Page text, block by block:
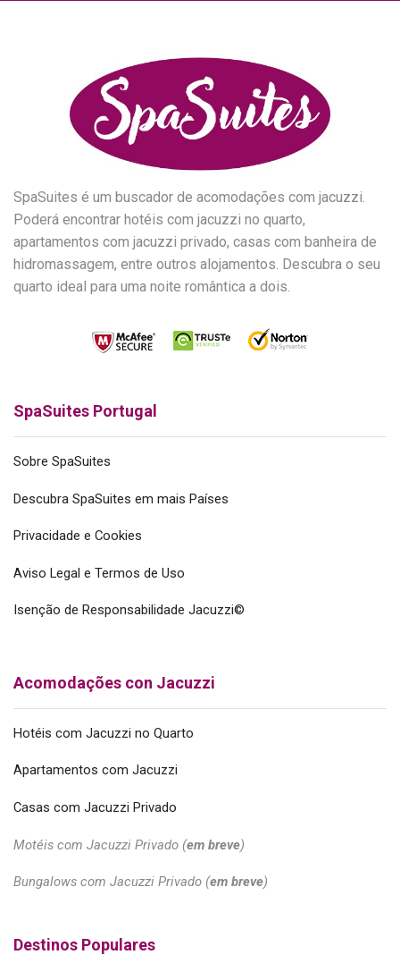
SpaSuites é um buscador de acomodações com jacuzzi.
Poderá encontrar hotéis com jacuzzi no quarto,
apartamentos com jacuzzi privado, casas com banheira de
hidromassagem, entre outros alojamentos. Descubra o seu
quarto ideal para uma noite romântica a dois.
SpaSuites Portugal
Sobre SpaSuites
Descubra SpaSuites em mais Países
Privacidade e Cookies
Aviso Legal e Termos de Uso
Isenção de Responsabilidade Jacuzzi©
Acomodações con Jacuzzi
Hotéis com Jacuzzi no Quarto
Apartamentos com Jacuzzi
Casas com Jacuzzi Privado
Motéis com Jacuzzi Privado (em breve)
Bungalows com Jacuzzi Privado (em breve)
Destinos Populares